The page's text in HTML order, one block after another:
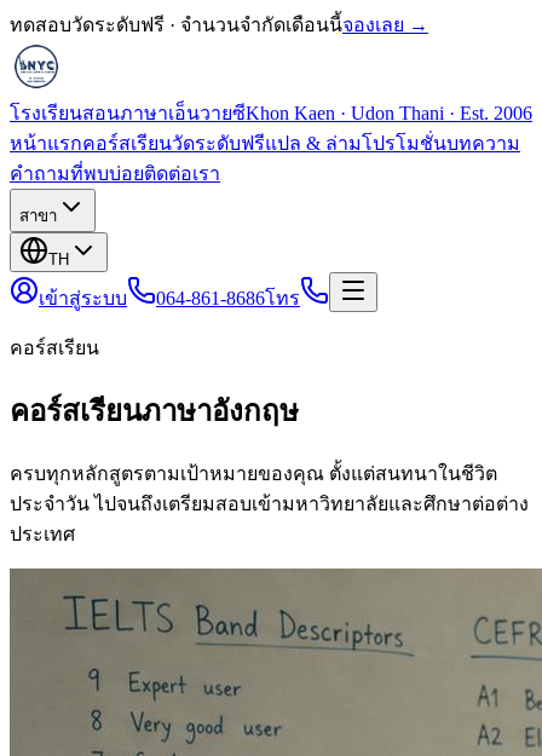
ทดสอบวัดระดับฟรี · จำนวนจำกัดเดือนนี้จองเลย →
โรงเรียนสอนภาษาเอ็นวายซีKhon Kaen · Udon Thani · Est. 2006
หน้าแรกคอร์สเรียนวัดระดับฟรีแปล & ล่ามโปรโมชั่นบทความ
คำถามที่พบบ่อยติดต่อเรา
สาขา
TH
เข้าสู่ระบบ 064-861-8686โทร
คอร์สเรียน
คอร์สเรียนภาษาอังกฤษ
ครบทุกหลักสูตรตามเป้าหมายของคุณ ตั้งแต่สนทนาในชีวิต
ประจำวัน ไปจนถึงเตรียมสอบเข้ามหาวิทยาลัยและศึกษาต่อต่าง
ประเทศ